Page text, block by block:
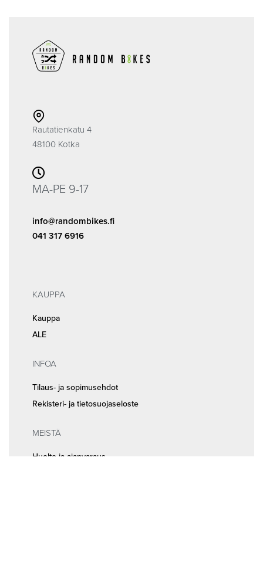
Rautatienkatu 4
48100 Kotka
MA-PE 9-17
info@randombikes.fi
041 317 6916
KAUPPA
Kauppa
ALE
INFOA
Tilaus- ja sopimusehdot
Rekisteri- ja tietosuojaseloste
MEISTÄ
Huolto ja ajanvaraus